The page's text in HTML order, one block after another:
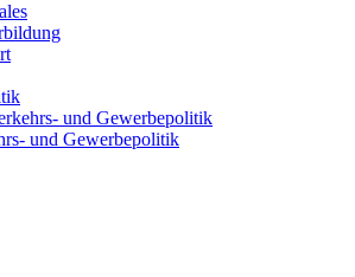
und Gewerbepolitik
und Gewerbepolitik